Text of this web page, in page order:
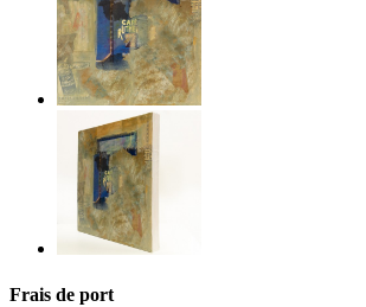
Frais de port